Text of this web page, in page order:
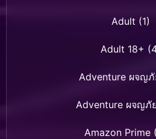
Adult (1)
Adult 18+
Adventure ผจญภั
Adventure ผจญภัย
Amazon Prime